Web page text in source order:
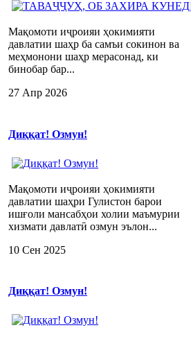
Мақомоти иҷроияи ҳокимияти
давлатии шаҳр ба самъи сокинон ва
меҳмонони шаҳр мерасонад, ки
бинобар бар...
27 Апр 2026
Диққат! Озмун!
Мақомоти иҷроияи ҳокимияти
давлатии шаҳри Гулистон барои
ишғоли мансабҳои холии маъмурии
хизмати давлатӣ озмун эълон...
10 Сен 2025
Диққат! Озмун!